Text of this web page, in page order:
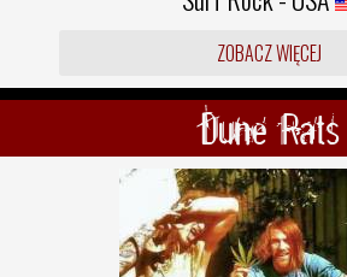
ZOBACZ WIĘCEJ
Dune Rats